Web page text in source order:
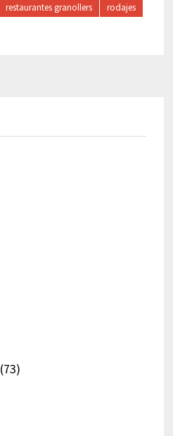
restaurantes granollers
rodajes
(73)